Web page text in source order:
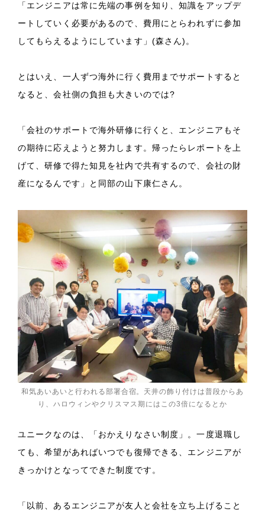
「エンジニアは常に先端の事例を知り、知識をアップデ
ートしていく必要があるので、費用にとらわれずに参加
してもらえるようにしています」(森さん)。
とはいえ、一人ずつ海外に行く費用までサポートすると
なると、会社側の負担も大きいのでは?
「会社のサポートで海外研修に行くと、エンジニアもそ
の期待に応えようと努力します。帰ったらレポートを上
げて、研修で得た知見を社内で共有するので、会社の財
産になるんです」と同部の山下康仁さん。
和気あいあいと行われる部署合宿。天井の飾り付けは普段からあ
り、ハロウィンやクリスマス期にはこの3倍になるとか
ユニークなのは、「おかえりなさい制度」。一度退職し
ても、希望があればいつでも復帰できる、エンジニアが
きっかけとなってできた制度です。
「以前、あるエンジニアが友人と会社を立ち上げること